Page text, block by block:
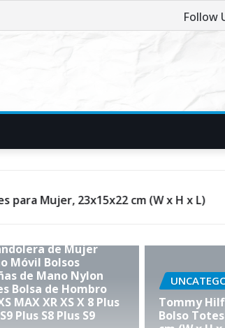
Follow
x L) Bandolera de la Marca,
de Mujer
Móvil Bolsos
de Mano Nylon
Bolsa de Hombro
MAX XR XS X 8 Plus
Plus S8 Plus S9
Tommy
Bolso